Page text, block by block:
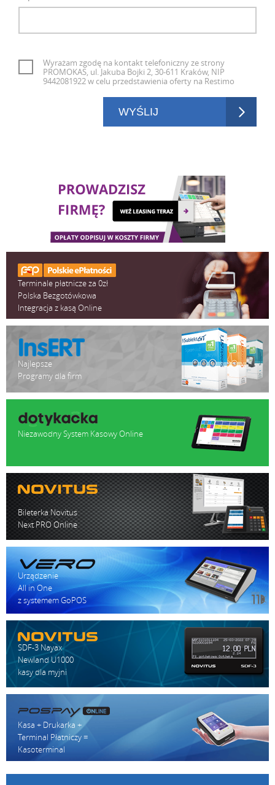
Wyrażam zgodę na kontakt telefoniczny ze strony
PROMOKAS, ul. Jakuba Bojki 2, 30-611 Kraków, NIP
9442081922 w celu przedstawienia oferty na Restimo
WYŚLIJ
Terminale płatnicze za 0zł
Polska Bezgotówkowa
Integracja z kasą Online
Najlepsze
Programy dla firm
Niezawodny System Kasowy Online
Bileterka Novitus
Next PRO Online
Urządzenie
All in One
z systemem GoPOS
SDF-3 Nayax
Newland U1000
kasy dla myjni
Kasa + Drukarka +
Terminal Płatniczy =
Kasoterminal